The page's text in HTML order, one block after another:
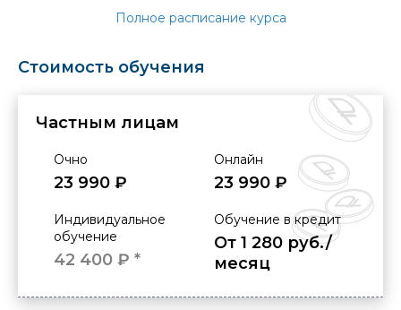
Полное расписание курса
Стоимость обучения
Частным лицам
Очно
23 990 ₽
Онлайн
23 990 ₽
Индивидуальное
обучение
42 400 ₽ *
Обучение в кредит
От 1 280 руб./
месяц